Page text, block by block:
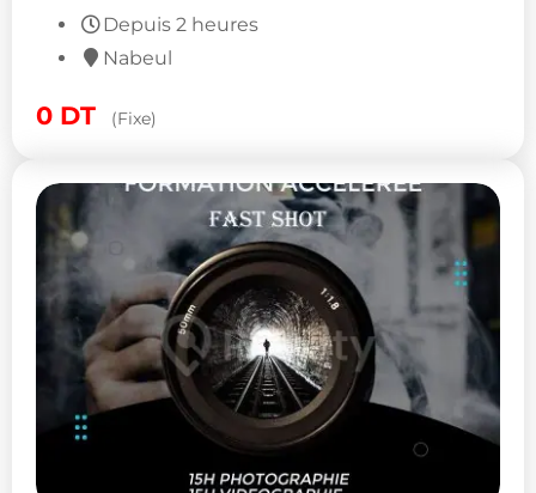
Depuis 2 heures
Nabeul
0 DT (Fixe)